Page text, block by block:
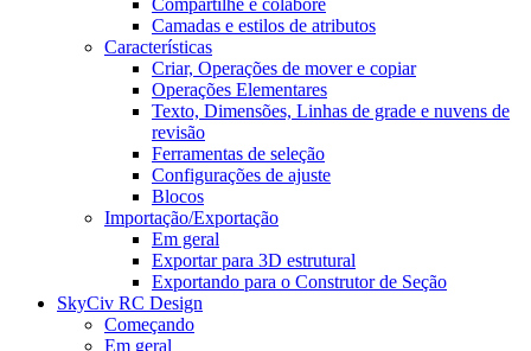
Compartilhe e colabore
Camadas e estilos de atributos
Características
Criar, Operações de mover e copiar
Operações Elementares
Texto, Dimensões, Linhas de grade e nuvens de
revisão
Ferramentas de seleção
Configurações de ajuste
Blocos
Importação/Exportação
Em geral
Exportar para 3D estrutural
Exportando para o Construtor de Seção
SkyCiv RC Design
Começando
Em geral